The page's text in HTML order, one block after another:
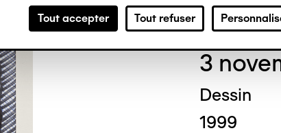
Tout accepter Tout refuser Ted
3
Dessin
1999